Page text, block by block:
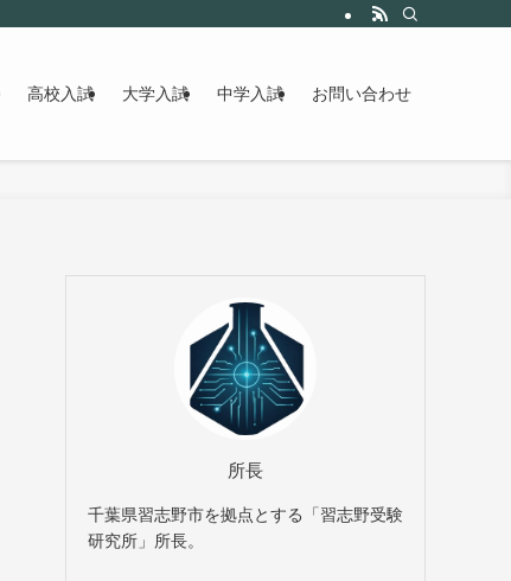
高校入試 大学入試 中学入試 お問い合わせ
所長
千葉県習志野市を拠点とする「習志野受験
研究所」所長。